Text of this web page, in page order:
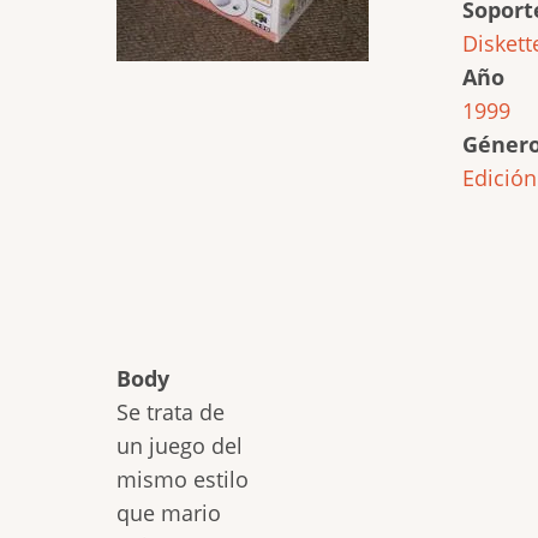
Año
1999
Edición
Body
Se trata de
un juego del
mismo estilo
que mario